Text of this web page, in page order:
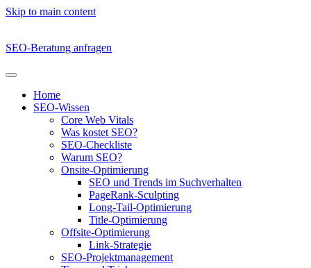
Skip to main content
SEO-Beratung anfragen
Home
SEO-Wissen
Core Web Vitals
Was kostet SEO?
SEO-Checkliste
Warum SEO?
Onsite-Optimierung
SEO und Trends im Suchverhalten
PageRank-Sculpting
Long-Tail-Optimierung
Title-Optimierung
Offsite-Optimierung
Link-Strategie
SEO-Projektmanagement